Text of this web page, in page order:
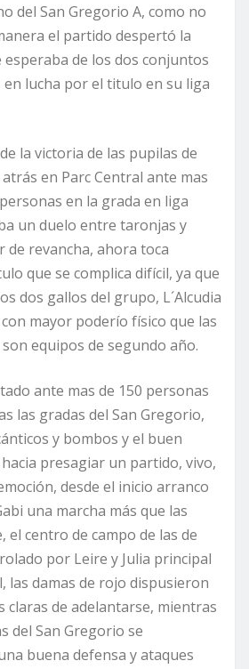
del San Gregorio A, como no
el partido despertó la
esperaba de los dos conjuntos
lucha por el titulo en su liga
la victoria de las pupilas de
en Parc Central ante mas
en la grada en liga
un duelo entre taronjas y
de revancha, ahora toca
que se complica difícil, ya que
dos gallos del grupo, L´Alcudia
mayor poderío físico que las
equipos de segundo año.
ante mas de 150 personas
las gradas del San Gregorio,
y bombos y el buen
presagiar un partido, vivo,
desde el inicio arranco
una marcha más que las
el centro de campo de las de
por Leire y Julia principal
las damas de rojo dispusieron
claras de adelantarse, mientras
del San Gregorio se
buena defensa y ataques